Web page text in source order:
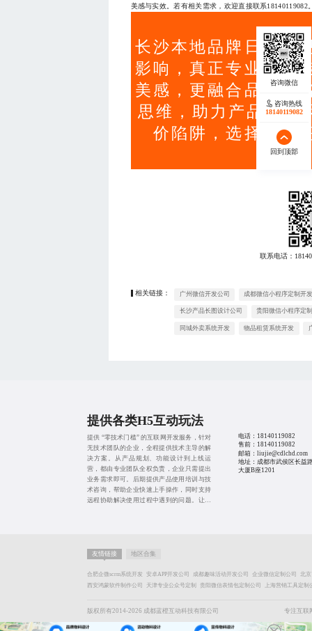
美感与实效。若有相关需求，欢迎直接联系18140119082
长沙本地品牌日益重
影响，真正专业的包
美感，更融合品牌战
思维，助力产品从‘
价陷阱，选择具备
联系电话：
相关链接： 广州微信开发公司 成都微信小程序定制开
长沙产品长图设计公司 贵阳微信小程序定
同城外卖系统开发 物品租赁系统开发
咨询热线
18140119082
回到顶部
提供各类H5互动玩法
提供 “零技术门槛” 的互联网开发服务，针对
无技术团队的企业，全程提供技术主导的解
决方案。从产品规划、功能设计到上线运
营，都由专业团队全权负责，企业只需提出
业务需求即可。后期提供产品使用培训与技
术咨询，帮助企业快速上手操作，同时支持
远程协助解决使用过程中遇到的问题。让不
电话： 18140119082
售前： 18140119082
邮箱：liujie@cdlchd.com
地址：成都市武侯区长益
大厦B座1201
友情链接 地区合集
合肥企微scrm系统开发 安卓APP开发公司 成都趣味活动开发公司 企业微信定制公司
北
西安鸿蒙软件制作公司
天津专业公众号定制 贵阳微信表情包定制公司 上海营销工具定制
版权所有2014-2026 成都蓝橙互动科技有限公司 专注互联